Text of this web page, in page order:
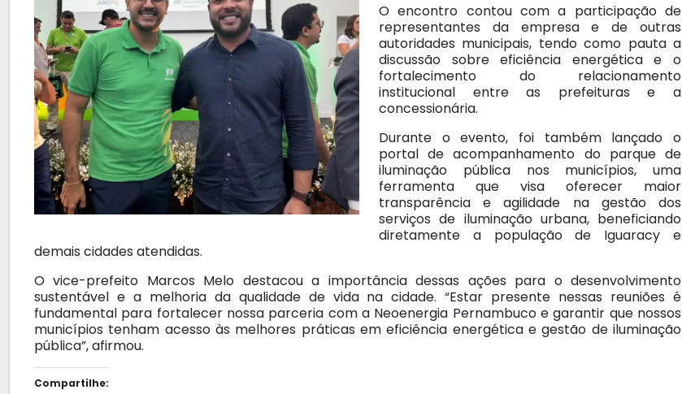
O encontro contou com a participação de
representantes da empresa e de outras
autoridades municipais, tendo como pauta a
discussão sobre eficiência energética e o
fortalecimento do relacionamento
institucional entre as prefeituras e a
concessionária.
Durante o evento, foi também lançado o
portal de acompanhamento do parque de
iluminação pública nos municípios, uma
ferramenta que visa oferecer maior
transparência e agilidade na gestão dos
serviços de iluminação urbana, beneficiando
diretamente a população de Iguaracy e
demais cidades atendidas.
O vice-prefeito Marcos Melo destacou a importância dessas ações para o desenvolvimento
sustentável e a melhoria da qualidade de vida na cidade. “Estar presente nessas reuniões é
fundamental para fortalecer nossa parceria com a Neoenergia Pernambuco e garantir que nossos
municípios tenham acesso às melhores práticas em eficiência energética e gestão de iluminação
pública”, afirmou.
Compartilhe: